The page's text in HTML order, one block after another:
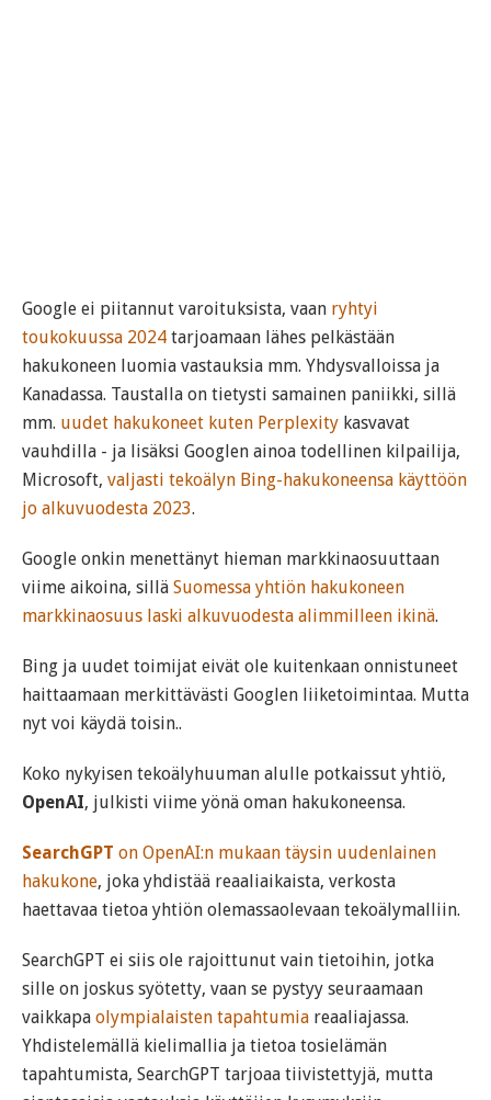
Google ei piitannut varoituksista, vaan ryhtyi
toukokuussa 2024 tarjoamaan lähes pelkästään
hakukoneen luomia vastauksia mm. Yhdysvalloissa ja
Kanadassa. Taustalla on tietysti samainen paniikki, sillä
mm. uudet hakukoneet kuten Perplexity kasvavat
vauhdilla - ja lisäksi Googlen ainoa todellinen kilpailija,
Microsoft, valjasti tekoälyn Bing-hakukoneensa käyttöön
jo alkuvuodesta 2023.
Google onkin menettänyt hieman markkinaosuuttaan
viime aikoina, sillä Suomessa yhtiön hakukoneen
markkinaosuus laski alkuvuodesta alimmilleen ikinä.
Bing ja uudet toimijat eivät ole kuitenkaan onnistuneet
haittaamaan merkittävästi Googlen liiketoimintaa. Mutta
nyt voi käydä toisin..
Koko nykyisen tekoälyhuuman alulle potkaissut yhtiö,
OpenAI, julkisti viime yönä oman hakukoneensa.
SearchGPT on OpenAI:n mukaan täysin uudenlainen
hakukone, joka yhdistää reaaliaikaista, verkosta
haettavaa tietoa yhtiön olemassaolevaan tekoälymalliin.
SearchGPT ei siis ole rajoittunut vain tietoihin, jotka
sille on joskus syötetty, vaan se pystyy seuraamaan
vaikkapa olympialaisten tapahtumia reaaliajassa.
Yhdistelemällä kielimallia ja tietoa tosielämän
tapahtumista, SearchGPT tarjoaa tiivistettyjä, mutta